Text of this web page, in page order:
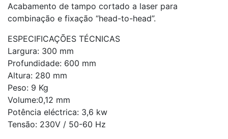
Acabamento de tampo cortado a laser para
combinação e fixação “head-to-head”.
ESPECIFICAÇÕES TÉCNICAS
Largura: 300 mm
Profundidade: 600 mm
Altura: 280 mm
Peso: 9 Kg
Volume:0,12 mm
Potência eléctrica: 3,6 kw
Tensão: 230V / 50-60 Hz